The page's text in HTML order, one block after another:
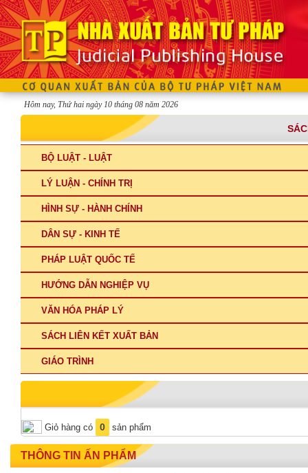
Hôm nay, Thứ hai ngày 10 tháng 08 năm 2026
BỘ LUẬT - LUẬT
LÝ LUẬN - CHÍNH TRỊ
HÌNH SỰ - HÀNH CHÍNH
DÂN SỰ - KINH TẾ
PHÁP LUẬT QUỐC TẾ
HƯỚNG DẪN NGHIỆP VỤ
VĂN HÓA PHÁP LÝ
SÁCH LIÊN KẾT XUẤT BẢN
GIÁO TRÌNH
Giỏ hàng có 0 sản phẩm
THÔNG TIN ẤN PHẨM